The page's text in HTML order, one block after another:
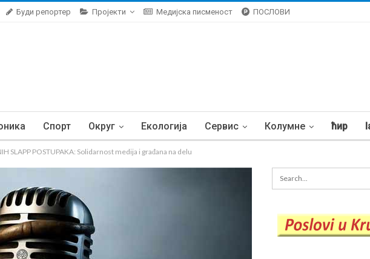
Буди репортер Пројекти Медијска писменост ПОСЛОВИ
Спорт Округ Екологија Сервис Колумне ћир
SLAPP POSTUPAKA: Solidarnost medija i građana na delu